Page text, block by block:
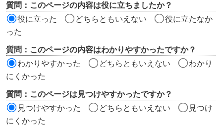
価
ア
質問：このページの内容は役に立ちましたか？
役に立った
どちらともいえない
役に立たなか
った
質問：このページの内容はわかりやすかったですか？
わかりやすかった
どちらともいえない
わかり
にくかった
質問：このページは見つけやすかったですか？
見つけやすかった
どちらともいえない
見つけ
にくかった